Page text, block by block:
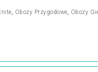
, Obozy Przygodowe, Obozy